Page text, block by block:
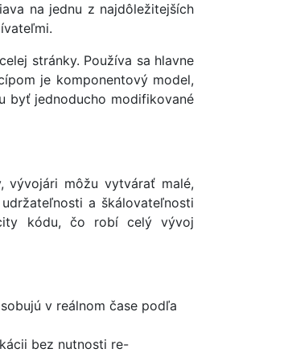
na jednu z najdôležitejších
stránky. Používa sa hlavne
je komponentový model,
byť jednoducho modifikované
vývojári môžu vytvárať malé,
a škálovateľnosti
kódu, čo robí celý vývoj
v reálnom čase podľa
bez nutnosti re-